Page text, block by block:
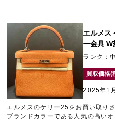
フにも傷が見受けられなかったた
ませ！ギャラリーレア青山表参道
ンバーワンを目指しております。
エルメス
ー金具 W
ランク：
買取価格(
2025年1
エルメスのケリー25をお買い取り
ブランドカラーである人気の高い
用感はございましたが、最新のW